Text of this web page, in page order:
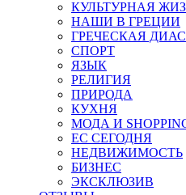
КУЛЬТУРНАЯ
НАШИ В ГРЕЦИИ
ГРЕЧЕСКАЯ
СПОРТ
ЯЗЫК
РЕЛИГИЯ
ПРИРОДА
КУХНЯ
МОДА И
ЕС СЕГОДНЯ
НЕДВИЖИМОСТЬ
БИЗНЕС
ЭКСКЛЮЗИВ